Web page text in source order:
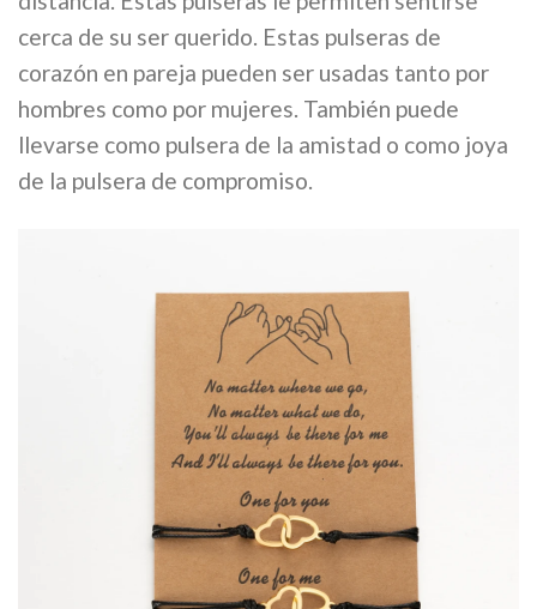
cerca de su ser querido. Estas pulseras de
corazón en pareja pueden ser usadas tanto por
hombres como por mujeres. También puede
llevarse como pulsera de la amistad o como joya
de la pulsera de compromiso.